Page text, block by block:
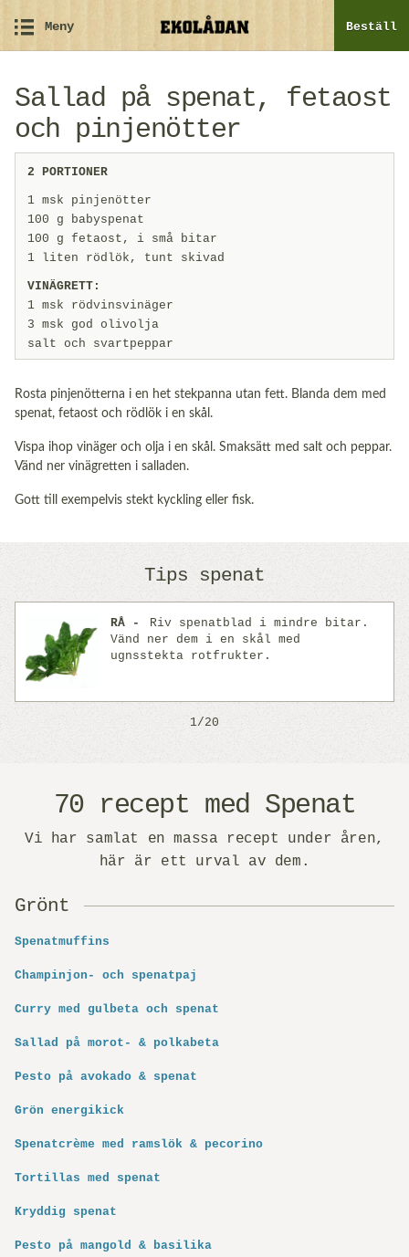
Meny Beställ
Sallad på spenat, fetaost
och pinjenötter
2 PORTIONER
1 msk pinjenötter
100 g babyspenat
100 g fetaost, i små bitar
1 liten rödlök, tunt skivad
VINÄGRETT:
1 msk rödvinsvinäger
3 msk god olivolja
salt och svartpeppar
Rosta pinjenötterna i en het stek­panna utan fett. Blanda dem med
spenat, fetaost och rödlök i en skål.
Vispa ihop vinäger och olja i en skål. Smaksätt med salt och peppar.
Vänd ner vinägretten i salladen.
Gott till exempelvis stekt kyckling eller fisk.
Tips spenat
Previous
RÅ
Riv spenatblad i mindre bitar.
Vänd ner dem i en skål med
ugnsstekta rotfrukter.
Next
1/20
70 recept med Spenat
Vi har samlat en massa recept under åren,
här är ett urval av dem.
Grönt
Spenatmuffins
Champinjon- och spenatpaj
Curry med gulbeta och spenat
Sallad på morot- & polkabeta
Pesto på avokado & spenat
Grön energikick
Spenatcrème med ramslök & pecorino
Tortillas med spenat
Kryddig spenat
Pesto på mangold & basilika